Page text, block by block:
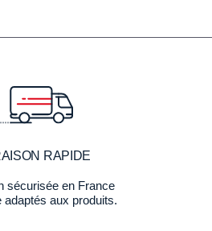
RAPIDE
sécurisée en France
adaptés aux produits.